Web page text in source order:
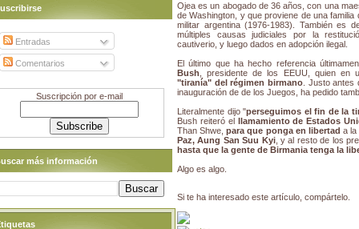
Ojea es un abogado de 36 años, con una
de Washington, y que proviene de una
militar argentina (1976-1983). También es
múltiples causas judiciales por la
cautiverio, y luego dados en adopción ilegal.
El último que ha hecho referencia
Bush , presidente de los EEUU, quien en
"tiranía" del régimen birmano . Justo
inauguración de de los Juegos, ha pedido
Literalmente dijo "perseguimos el fin de la
Bush reiteró el llamamiento de Estados
Than Shwe,para que ponga en libertad a la
Paz, Aung San Suu Kyi, y al resto de los
hasta que la gente de Birmania tenga la
Algo es algo.
Si te ha interesado este artículo, compártelo.
Entradas
Comentarios
Suscripción por e-mail
más información